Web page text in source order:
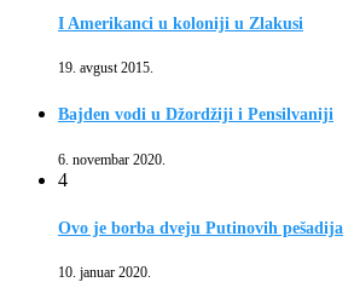
I Amerikanci u koloniji u Zlakusi
19. avgust 2015.
Bajden vodi u Džordžiji i Pensilvaniji
6. novembar 2020.
4
Ovo je borba dveju Putinovih pešadija
10. januar 2020.